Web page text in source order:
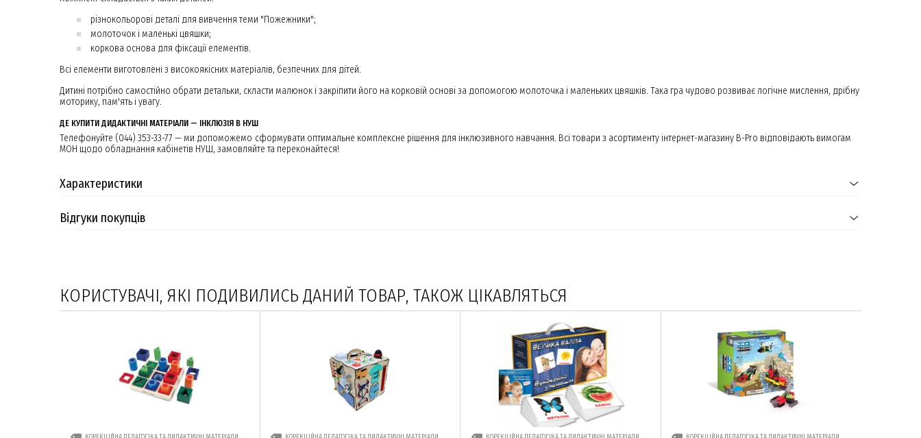
різнокольорові деталі для вивчення теми "Пожежники";
молоточок і маленькі цвяшки;
коркова основа для фіксації елементів.
Всі елементи виготовлені з високоякісних матеріалів, безпечних для дітей.
Дитині потрібно самостійно обрати детальки, скласти малюнок і закріпити його на корковій основі за допомогою молоточка і маленьких цвяшків. Така гра чудово розвиває логічне мислення, дрібну
моторику, пам'ять і увагу.
ДЕ КУПИТИ ДИДАКТИЧНІ МАТЕРІАЛИ — ІНКЛЮЗІЯ В НУШ
Телефонуйте (044) 353-33-77 — ми допоможемо сформувати оптимальне комплексне рішення для інклюзивного навчання. Всі товари з асортименту інтернет-магазину B-Pro відповідають вимогам
МОН щодо обладнання кабінетів НУШ, замовляйте та переконайтеся!
Характеристики
Відгуки покупців
КОРИСТУВАЧІ, ЯКІ ПОДИВИЛИСЬ ДАНИЙ ТОВАР, ТАКОЖ ЦІКАВЛЯТЬСЯ